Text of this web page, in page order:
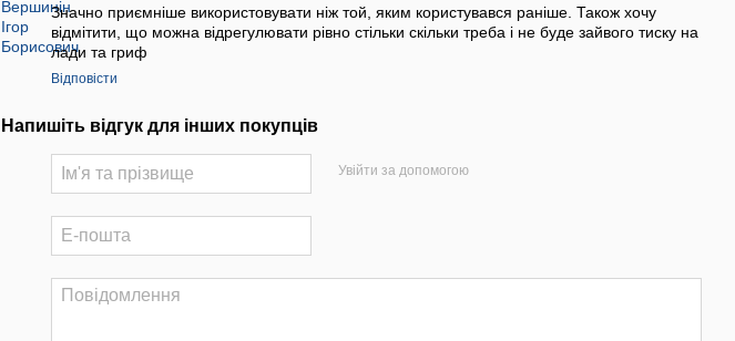
Значно приємніше використовувати ніж той, яким користувався раніше. Також хочу
відмітити, що можна відрегулювати рівно стільки скільки треба і не буде зайвого тиску на
лади та гриф
Відповісти
Напишіть відгук для інших покупців
Увійти за допомогою